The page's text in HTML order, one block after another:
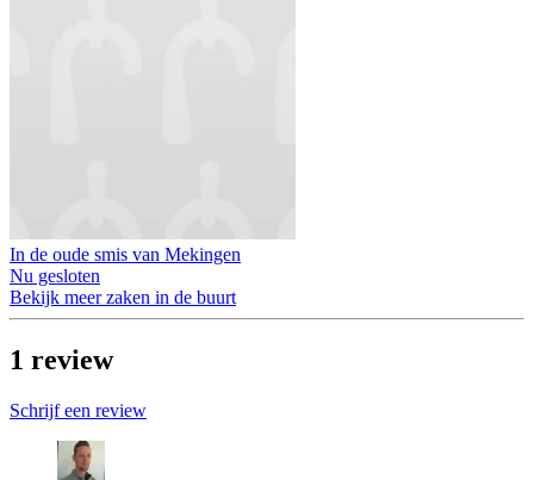
In de oude smis van Mekingen
Nu gesloten
Bekijk meer zaken in de buurt
1 review
Schrijf een review